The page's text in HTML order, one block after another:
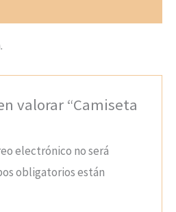
valorar “Camiseta
electrónico no será
obligatorios están